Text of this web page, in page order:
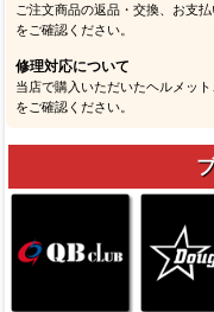
ご注文商品の返品・交換、お支
をご確認ください。
修理対応について
当店で購入いただいたヘルメッ
をご確認ください。